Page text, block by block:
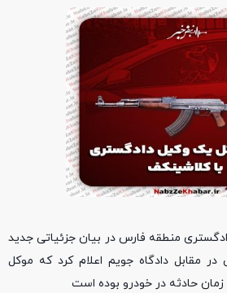
منطقه فارس در بیان جزئیاتی جدید
مقابل دادگاه جویم اعلام کرد که موکل
حادثه در خودرو بوده است